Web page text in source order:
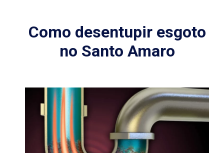
Como desentupir esgoto
no Santo Amaro